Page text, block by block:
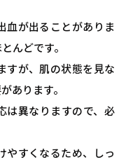
血が出ることがありま
んどです。
すが、肌の状態を見な
あります。
は異なりますので、必
やすくなるため、しっ